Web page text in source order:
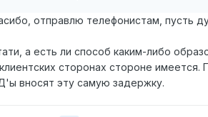
отправлю телефонистам, пусть
а есть ли способ каким-либо
сторонах стороне
вносят эту самую задержку.